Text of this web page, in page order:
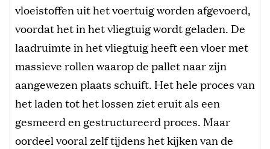
vloeistoffen uit het voertuig worden afgevoerd,
voordat het in het vliegtuig wordt geladen. De
laadruimte in het vliegtuig heeft een vloer met
massieve rollen waarop de pallet naar zijn
aangewezen plaats schuift. Het hele proces van
het laden tot het lossen ziet eruit als een
gesmeerd en gestructureerd proces. Maar
oordeel vooral zelf tijdens het kijken van de